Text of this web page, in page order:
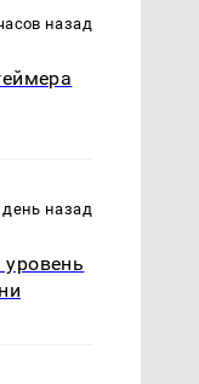
назад
день назад